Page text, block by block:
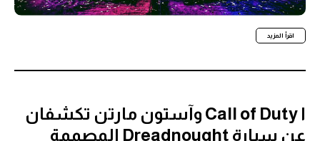
اقرأ المزيد
ا Call of Duty وآستون مارتن تكشفان
عن سيارة Dreadnought المصممة